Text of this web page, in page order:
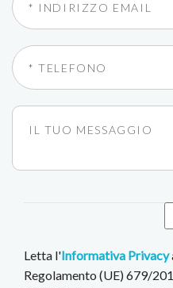
Letta l'Informativa Privacy
Regolamento (UE) 679/